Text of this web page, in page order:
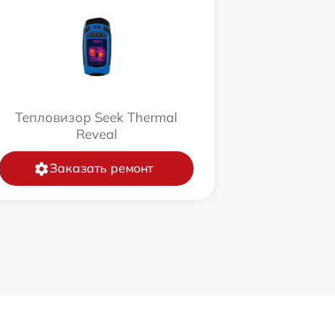
Тепловизор Seek Thermal
Reveal
Заказать ремонт